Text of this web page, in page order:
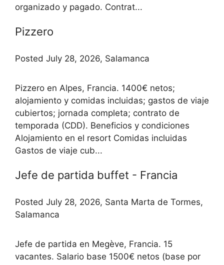
organizado y pagado. Contrat...
Pizzero
Posted July 28, 2026, Salamanca
Pizzero en Alpes, Francia. 1400€ netos;
alojamiento y comidas incluidas; gastos de viaje
cubiertos; jornada completa; contrato de
temporada (CDD). Beneficios y condiciones
Alojamiento en el resort Comidas incluidas
Gastos de viaje cub...
Jefe de partida buffet - Francia
Posted July 28, 2026, Santa Marta de Tormes,
Salamanca
Jefe de partida en Megève, Francia. 15
vacantes. Salario base 1500€ netos (base por